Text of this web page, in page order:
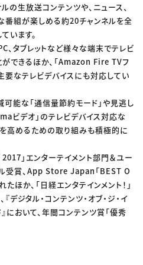
の生放送コンテンツや、ニュース、
番組が楽しめる約20チャンネルを全
います。
、タブレットなど様々な端末でテレビ
できるほか、「Amazon Fire TVフ
要なテレビデバイスにも対応してい
能な「通信量節約モード」や見逃し
ビデオ」のテレビデバイス対応な
高めるための取り組みも積極的に
」エンターテイメント部門＆ユー
受賞、App Store Japan「BEST O
ほか、「日経エンタテインメント！」
デジタル・コンテンツ・オブ・ジ・イ
おいて、年間コンテンツ賞「優秀